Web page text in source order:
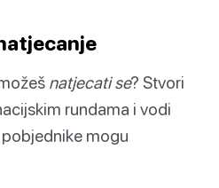
natjecati se? Stvori
rundama i vodi
mogu